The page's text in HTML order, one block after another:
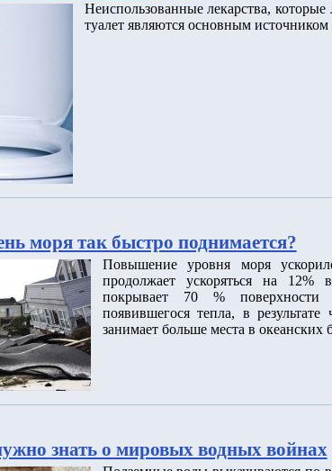
Неиспользованные лекарства,
туалет являются основным источником
моря так быстро поднимается?
Повышение уровня моря
продолжает ускоряться на
покрывает 70 %
появившегося тепла, в
занимает больше места в океанских
знать о мировых водных войнах